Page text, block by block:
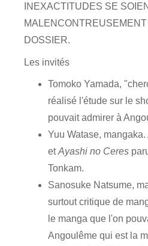
INEXACTITUDES SE
DOSSIER.
Les invités
Tomoko Yamada,
réalisé l'étude sur le
pouvait admirer à
Yuu Watase, mangaka.
etAyashi no Ceres
Tonkam.
Sanosuke Natsume,
surtout critique de
le manga que l'on
Angoulême qui est la